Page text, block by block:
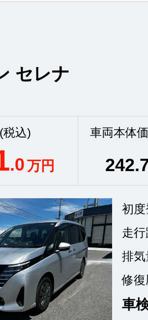
セレナ
税込)
.0万円
車両本体
242
初
走
排気
修復
車